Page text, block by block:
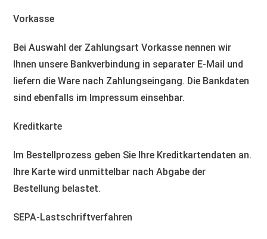
Vorkasse
Bei Auswahl der Zahlungsart Vorkasse nennen wir
Ihnen unsere Bankverbindung in separater E-Mail und
liefern die Ware nach Zahlungseingang. Die Bankdaten
sind ebenfalls im Impressum einsehbar.
Kreditkarte
Im Bestellprozess geben Sie Ihre Kreditkartendaten an.
Ihre Karte wird unmittelbar nach Abgabe der
Bestellung belastet.
SEPA-Lastschriftverfahren